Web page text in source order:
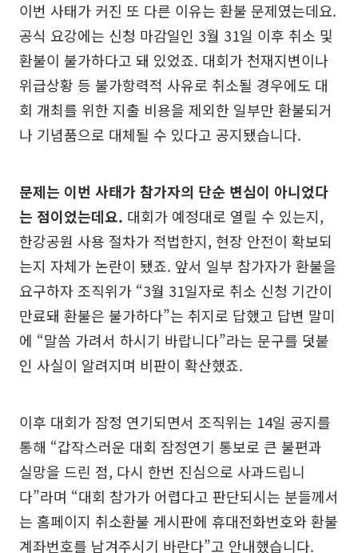
이번 사태가 커진 또 다른 이유는 환불 문제였는데요.
공식 요강에는 신청 마감일인 3월 31일 이후 취소 및
환불이 불가하다고 돼 있었죠. 대회가 천재지변이나
위급상황 등 불가항력적 사유로 취소될 경우에도 대
회 개최를 위한 지출 비용을 제외한 일부만 환불되거
나 기념품으로 대체될 수 있다고 공지됐습니다.
문제는 이번 사태가 참가자의 단순 변심이 아니었다
는 점이었는데요. 대회가 예정대로 열릴 수 있는지,
한강공원 사용 절차가 적법한지, 현장 안전이 확보되
는지 자체가 논란이 됐죠. 앞서 일부 참가자가 환불을
요구하자 조직위가 “3월 31일자로 취소 신청 기간이
만료돼 환불은 불가하다”는 취지로 답했고 답변 말미
에 “말씀 가려서 하시기 바랍니다”라는 문구를 덧붙
인 사실이 알려지며 비판이 확산했죠.
이후 대회가 잠정 연기되면서 조직위는 14일 공지를
통해 “갑작스러운 대회 잠정연기 통보로 큰 불편과
실망을 드린 점, 다시 한번 진심으로 사과드립니
다”라며 “대회 참가가 어렵다고 판단되시는 분들께서
는 홈페이지 취소환불 게시판에 휴대전화번호와 환불
계좌번호를 남겨주시기 바란다”고 안내했습니다.